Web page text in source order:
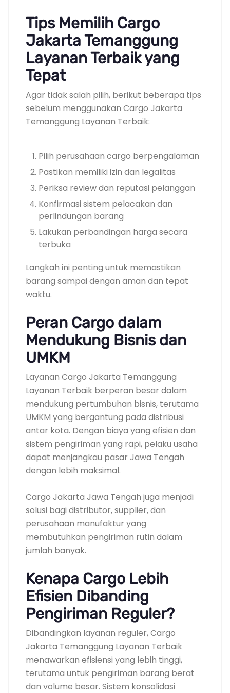
Tips Memilih Cargo
Jakarta Temanggung
Layanan Terbaik yang
Tepat
Agar tidak salah pilih, berikut beberapa tips
sebelum menggunakan Cargo Jakarta
Temanggung Layanan Terbaik:
Pilih perusahaan cargo berpengalaman
Pastikan memiliki izin dan legalitas
Periksa review dan reputasi pelanggan
Konfirmasi sistem pelacakan dan
perlindungan barang
Lakukan perbandingan harga secara
terbuka
Langkah ini penting untuk memastikan
barang sampai dengan aman dan tepat
waktu.
Peran Cargo dalam
Mendukung Bisnis dan
UMKM
Layanan Cargo Jakarta Temanggung
Layanan Terbaik berperan besar dalam
mendukung pertumbuhan bisnis, terutama
UMKM yang bergantung pada distribusi
antar kota. Dengan biaya yang efisien dan
sistem pengiriman yang rapi, pelaku usaha
dapat menjangkau pasar Jawa Tengah
dengan lebih maksimal.
Cargo Jakarta Jawa Tengah juga menjadi
solusi bagi distributor, supplier, dan
perusahaan manufaktur yang
membutuhkan pengiriman rutin dalam
jumlah banyak.
Kenapa Cargo Lebih
Efisien Dibanding
Pengiriman Reguler?
Dibandingkan layanan reguler, Cargo
Jakarta Temanggung Layanan Terbaik
menawarkan efisiensi yang lebih tinggi,
terutama untuk pengiriman barang berat
dan volume besar. Sistem konsolidasi